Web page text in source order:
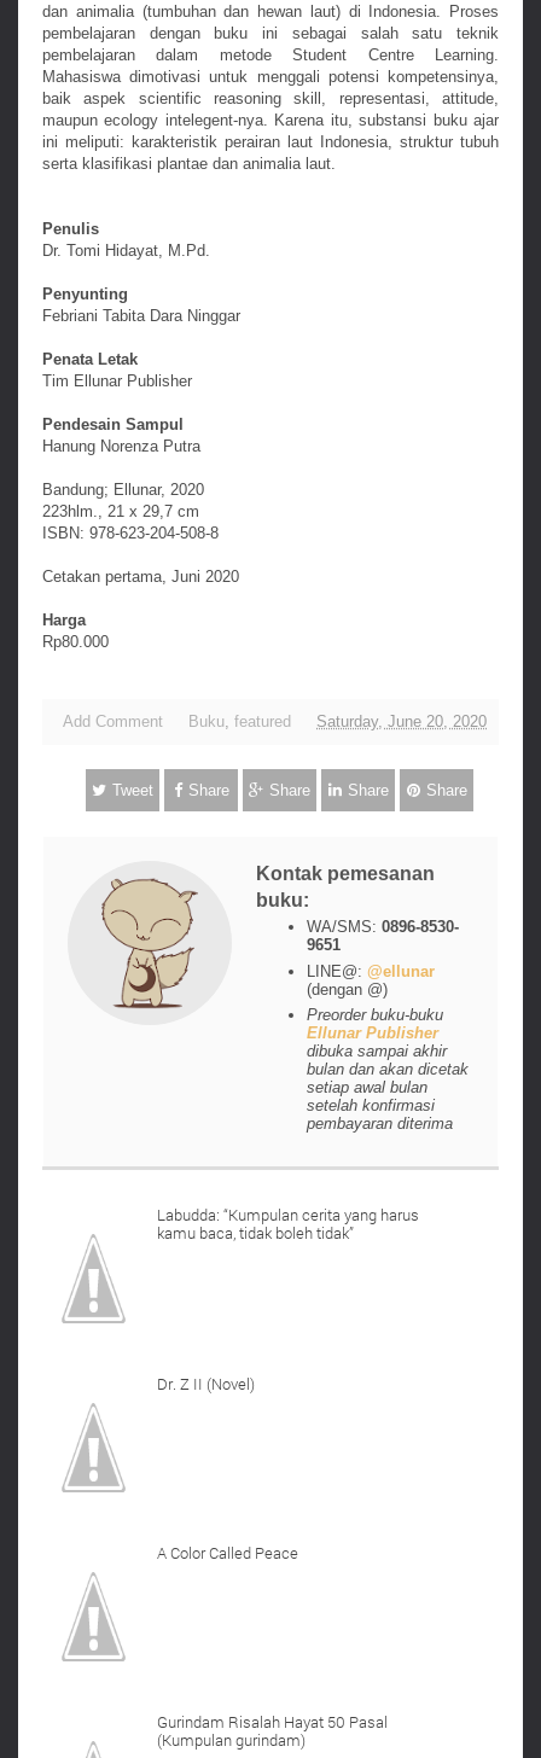
dan animalia (tumbuhan dan hewan laut) di Indonesia. Proses
pembelajaran dengan buku ini sebagai salah satu teknik
pembelajaran dalam metode Student Centre Learning.
Mahasiswa dimotivasi untuk menggali potensi kompetensinya,
baik aspek scientific reasoning skill, representasi, attitude,
maupun ecology intelegent-nya. Karena itu, substansi buku ajar
ini meliputi: karakteristik perairan laut Indonesia, struktur tubuh
serta klasifikasi plantae dan animalia laut.
Penulis
Dr. Tomi Hidayat, M.Pd.
Penyunting
Febriani Tabita Dara Ninggar
Penata Letak
Tim Ellunar Publisher
Pendesain Sampul
Hanung Norenza Putra
Bandung; Ellunar, 2020
223hlm., 21 x 29,7 cm
ISBN: 978-623-204-508-8
Cetakan pertama, Juni 2020
Harga
Rp80.000
Add Comment Buku featured Saturday, June 20, 2020
Tweet Share Share Share Share
Kontak pemesanan
buku:
WA/SMS:0896-8530-
9651
LINE@:@ellunar
(dengan @)
Preorder buku-buku
Ellunar Publisher
dibuka sampai akhir
bulan dan akan dicetak
setiap awal bulan
setelah konfirmasi
pembayaran diterima
Labudda: “Kumpulan cerita yang harus
kamu baca, tidak boleh tidak”
Dr. Z II (Novel)
A Color Called Peace
Gurindam Risalah Hayat 50 Pasal
(Kumpulan gurindam)